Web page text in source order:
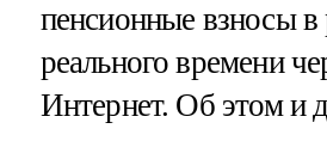
пенсионные взносы
реального времени
Интернет. Об этом и